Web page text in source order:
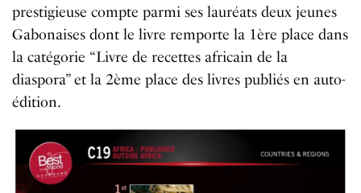
prestigieuse compte parmi ses lauréats deux jeunes
Gabonaises dont le livre remporte la 1ère place dans
la catégorie “Livre de recettes africain de la
diaspora” et la 2ème place des livres publiés en auto-
édition.